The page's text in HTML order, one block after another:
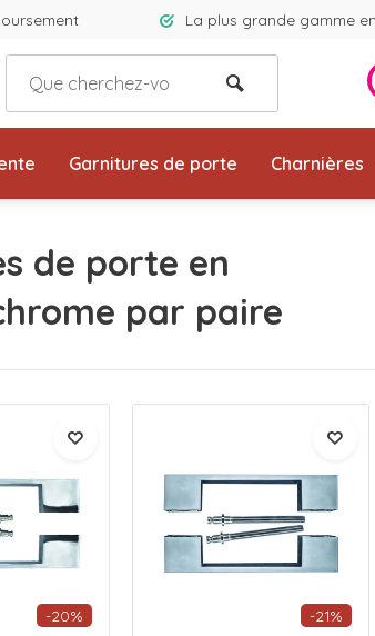
La plus grande gamme
Garnitures de porte Charnières
de porte en
par paire
-20% -21%